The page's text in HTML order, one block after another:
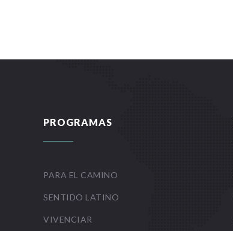
PROGRAMAS
PARA EL CAMINO
SENTIDO LATINO
VIVENCIAR